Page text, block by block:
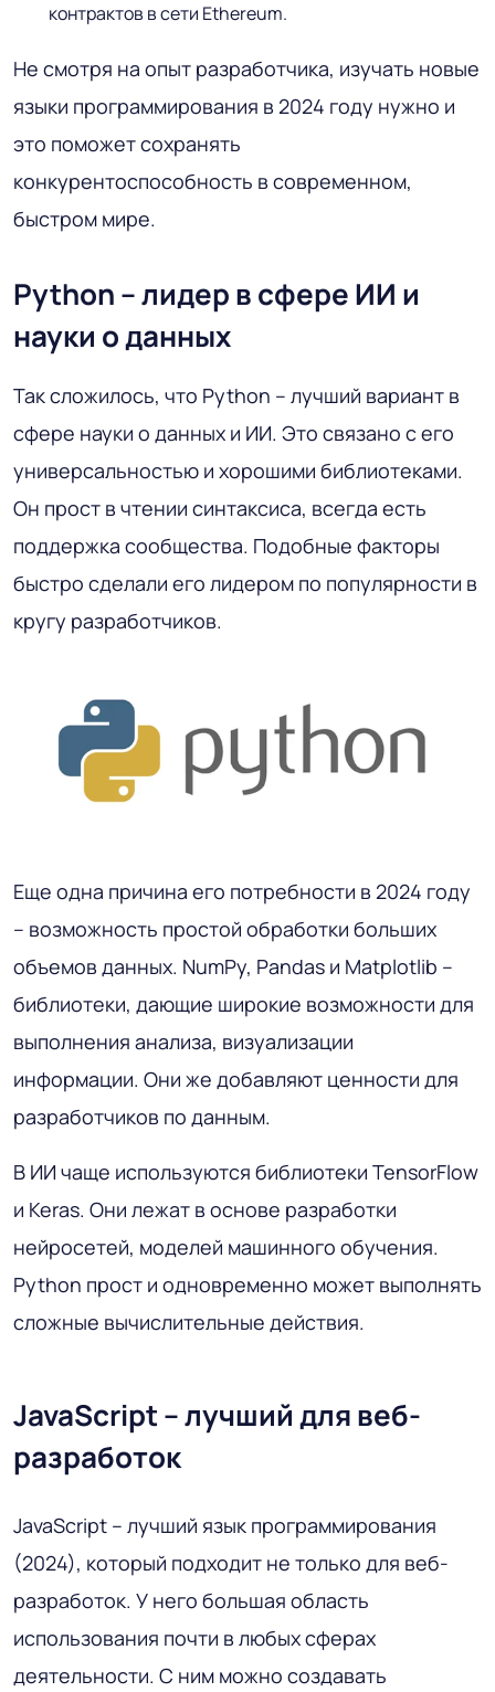
контрактов в сети Ethereum.
Не смотря на опыт разработчика, изучать новые
языки программирования в 2024 году нужно и
это поможет сохранять
конкурентоспособность в современном,
быстром мире.
Python – лидер в сфере ИИ и
науки о данных
Так сложилось, что Python – лучший вариант в
сфере науки о данных и ИИ. Это связано с его
универсальностью и хорошими библиотеками.
Он прост в чтении синтаксиса, всегда есть
поддержка сообщества. Подобные факторы
быстро сделали его лидером по популярности в
кругу разработчиков.
Еще одна причина его потребности в 2024 году
– возможность простой обработки больших
объемов данных. NumPy, Pandas и Matplotlib –
библиотеки, дающие широкие возможности для
выполнения анализа, визуализации
информации. Они же добавляют ценности для
разработчиков по данным.
В ИИ чаще используются библиотеки TensorFlow
и Keras. Они лежат в основе разработки
нейросетей, моделей машинного обучения.
Python прост и одновременно может выполнять
сложные вычислительные действия.
JavaScript – лучший для веб-
разработок
JavaScript – лучший язык программирования
(2024), который подходит не только для веб-
разработок. У него большая область
использования почти в любых сферах
деятельности. С ним можно создавать